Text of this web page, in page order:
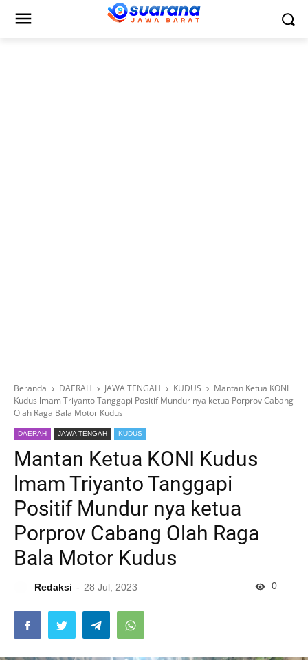
Beranda DAERAH JAWA TENGAH KUDUS
Mantan Ketua KONI
Kudus lmam Triyanto Tanggapi Positif Mundur nya ketua Porprov Cabang
Olah Raga Bala Motor Kudus
DAERAH JAWA TENGAH KUDUS
Mantan Ketua KONI Kudus
lmam Triyanto Tanggapi
Positif Mundur nya ketua
Porprov Cabang Olah Raga
Bala Motor Kudus
Redaksi 28 Jul, 2023 0